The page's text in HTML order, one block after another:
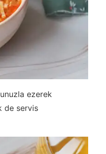
ezerek
de servis